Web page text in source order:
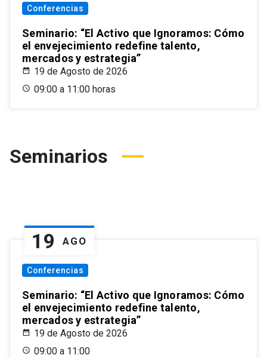
Conferencias
Seminario: “El Activo que Ignoramos: Cómo
el envejecimiento redefine talento,
mercados y estrategia”
19 de Agosto de 2026
09:00 a 11:00 horas
Seminarios
19 AGO
Conferencias
Seminario: “El Activo que Ignoramos: Cómo
el envejecimiento redefine talento,
mercados y estrategia”
19 de Agosto de 2026
09:00 a 11:00